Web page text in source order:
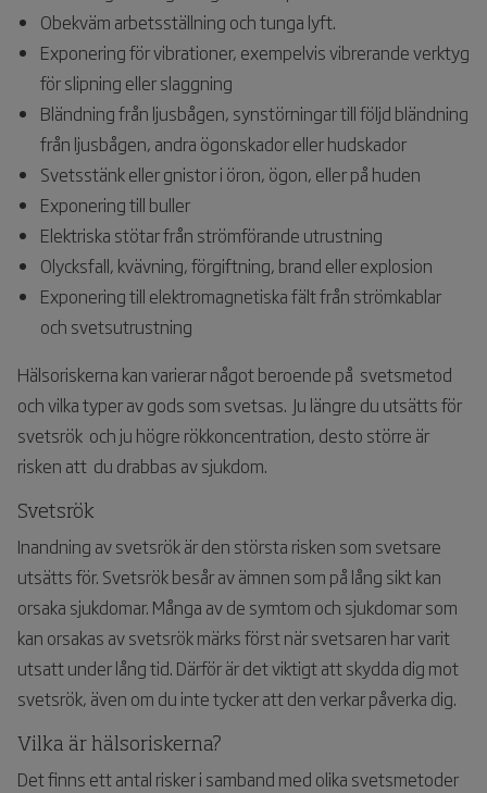
Obekväm arbetsställning och tunga lyft.
Exponering för vibrationer, exempelvis vibrerande verktyg
för slipning eller slaggning
Bländning från ljusbågen, synstörningar till följd bländning
från ljusbågen, andra ögonskador eller hudskador
Svetsstänk eller gnistor i öron, ögon, eller på huden
Exponering till buller
Elektriska stötar från strömförande utrustning
Olycksfall, kvävning, förgiftning, brand eller explosion
Exponering till elektromagnetiska fält från strömkablar
och svetsutrustning
Hälsoriskerna kan varierar något beroende på svetsmetod
och vilka typer av gods som svetsas. Ju längre du utsätts för
svetsrök och ju högre rökkoncentration, desto större är
risken att du drabbas av sjukdom.
Svetsrök
Inandning av svetsrök är den största risken som svetsare
utsätts för. Svetsrök besår av ämnen som på lång sikt kan
orsaka sjukdomar. Många av de symtom och sjukdomar som
kan orsakas av svetsrök märks först när svetsaren har varit
utsatt under lång tid. Därför är det viktigt att skydda dig mot
svetsrök, även om du inte tycker att den verkar påverka dig.
Vilka är hälsoriskerna?
Det finns ett antal risker i samband med olika svetsmetoder